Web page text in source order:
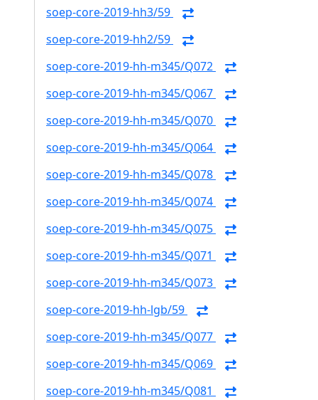
soep-core-2019-hh3/59
soep-core-2019-hh2/59
soep-core-2019-hh-m345/Q072
soep-core-2019-hh-m345/Q067
soep-core-2019-hh-m345/Q070
soep-core-2019-hh-m345/Q064
soep-core-2019-hh-m345/Q078
soep-core-2019-hh-m345/Q074
soep-core-2019-hh-m345/Q075
soep-core-2019-hh-m345/Q071
soep-core-2019-hh-m345/Q073
soep-core-2019-hh-lgb/59
soep-core-2019-hh-m345/Q077
soep-core-2019-hh-m345/Q069
soep-core-2019-hh-m345/Q081